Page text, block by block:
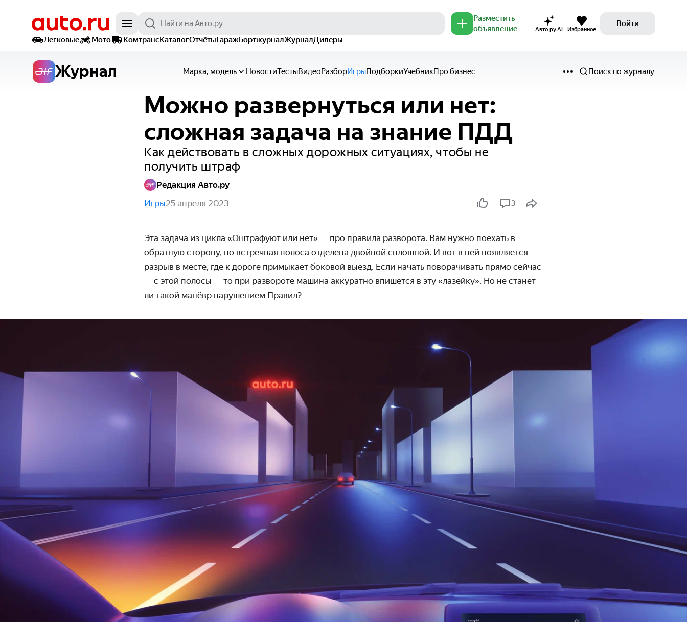
Разместить
объявление
Авто.ру AI Избранное
Войти
Легковые
Мото КомтрансКаталогОтчётыГаражБортжурналЖурналДилеры
Журнал Марка, модель НовостиТестыВидеоРазборИгрыПодборкиУчебникПро бизнес Поиск по журналу
Можно развернуться или нет:
сложная задача на знание ПДД
Как действовать в сложных дорожных ситуациях, чтобы не
получить штраф
Редакция Авто.ру
Игры25 апреля 2023 3
Эта задача из цикла «Оштрафуют или нет» — про правила разворота. Вам нужно поехать в
обратную сторону, но встречная полоса отделена двойной сплошной. И вот в ней появляется
разрыв в месте, где к дороге примыкает боковой выезд. Если начать поворачивать прямо сейчас
— с этой полосы — то при развороте машина аккуратно впишется в эту «лазейку». Но не станет
ли такой манёвр нарушением Правил?